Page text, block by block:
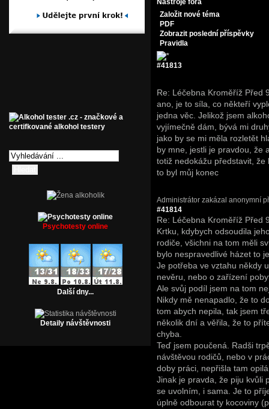
Nástroje fóra
Založit nové téma
PDF
Zobrazit poslední příspěvky
Pravidla
#41813
Re: Léčebna Kroměříž Před
ano, je to síla, co někteří
jedna věc. Jelikož jsem
vyjímečně dám, bývá mi
jako by se mi měla rozletět
by mne, jestli je pravdou, že
totiž nedokážu představit,
to byl můj konec
Administrátor zakázal anonymní
#41814
Re: Léčebna Kroměříž Před
Krtku, kdybych odsoudila
rodiče, všichni na tom měli
bylo nespravedlivé házet to
Je potřeba ve vztahu někdy
nevěru, nebo o zařízení
Ale svůj podíl jsem na tom
Nikdy mě nenapadlo, že to
tom abych nepila, tak jsem
několik dní a věřila, že to
chyba.
Teď jsem poučená. Radši
návštěvou rodičů, nebo v
doby práci, nepřišla tam
Jinak je pravda, že piju kvůli
se uvolním, i sama. Je to
úplně odbourat ty kocoviny
Psychotesty online
Další dny...
Detaily návštěvnosti